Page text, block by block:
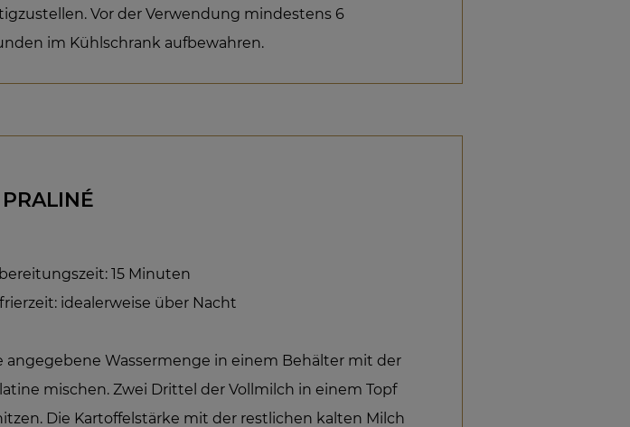
Vor der Verwendung mindestens 6
im Kühlschrank aufbewahren.
15 Minuten
idealerweise über Nacht
angegebene Wassermenge in einem Behälter mit der
mischen. Zwei Drittel der Vollmilch in einem Topf
Die Kartoffelstärke mit der restlichen kalten Milch